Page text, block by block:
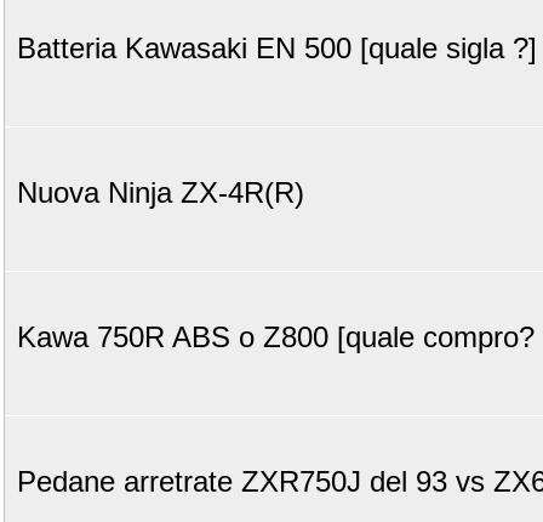
Batteria Kawasaki EN 500 [quale sigla ?]
Nuova Ninja ZX-4R(R)
Kawa 750R ABS o Z800 [quale compro?
Pedane arretrate ZXR750J del 93 vs